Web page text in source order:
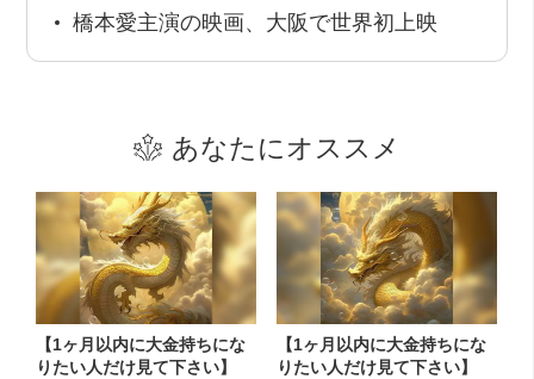
橋本愛主演の映画、大阪で世界初上映
あなたにオススメ
【1ヶ月以内に大金持ちにな
りたい人だけ見て下さい】
【1ヶ月以内に大金持ちにな
りたい人だけ見て下さい】